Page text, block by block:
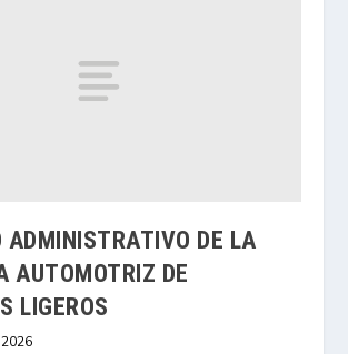
ADMINISTRATIVO DE LA
AUTOMOTRIZ DE
LIGEROS